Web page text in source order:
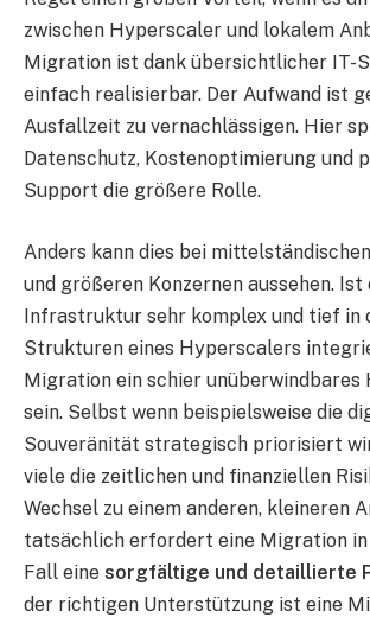
zwischen Hyperscaler und lokalem
Migration ist dank übersichtlicher IT-
einfach realisierbar. Der Aufwand ist
Ausfallzeit zu vernachlässigen. Hier
Datenschutz, Kostenoptimierung und
Support die größere Rolle.
Anders kann dies bei
und größeren Konzernen aussehen. Ist
Infrastruktur sehr komplex und tief in
Strukturen eines Hyperscalers
Migration ein schier unüberwindbares
sein. Selbst wenn beispielsweise die
Souveränität strategisch priorisiert
viele die zeitlichen und finanziellen
Wechsel zu einem anderen, kleineren
tatsächlich erfordert eine Migration in
Fall eine sorgfältige und detaillierte
der richtigen Unterstützung ist eine